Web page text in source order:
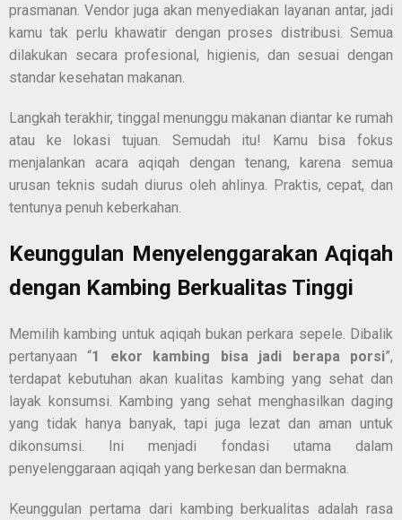
prasmanan. Vendor juga akan menyediakan layanan antar, jadi
kamu tak perlu khawatir dengan proses distribusi. Semua
dilakukan secara profesional, higienis, dan sesuai dengan
standar kesehatan makanan.
Langkah terakhir, tinggal menunggu makanan diantar ke rumah
atau ke lokasi tujuan. Semudah itu! Kamu bisa fokus
menjalankan acara aqiqah dengan tenang, karena semua
urusan teknis sudah diurus oleh ahlinya. Praktis, cepat, dan
tentunya penuh keberkahan.
Keunggulan Menyelenggarakan Aqiqah
dengan Kambing Berkualitas Tinggi
Memilih kambing untuk aqiqah bukan perkara sepele. Dibalik
pertanyaan “1 ekor kambing bisa jadi berapa porsi”,
terdapat kebutuhan akan kualitas kambing yang sehat dan
layak konsumsi. Kambing yang sehat menghasilkan daging
yang tidak hanya banyak, tapi juga lezat dan aman untuk
dikonsumsi. Ini menjadi fondasi utama dalam
penyelenggaraan aqiqah yang berkesan dan bermakna.
Keunggulan pertama dari kambing berkualitas adalah rasa